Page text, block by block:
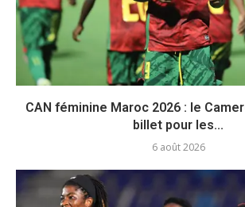
CAN féminine Maroc 2026 : le
billet pour les...
6 août 2026